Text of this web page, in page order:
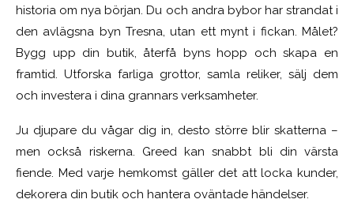
historia om nya början. Du och andra bybor har strandat i
den avlägsna byn Tresna, utan ett mynt i fickan. Målet?
Bygg upp din butik, återfå byns hopp och skapa en
framtid. Utforska farliga grottor, samla reliker, sälj dem
och investera i dina grannars verksamheter.
Ju djupare du vågar dig in, desto större blir skatterna –
men också riskerna. Greed kan snabbt bli din värsta
fiende. Med varje hemkomst gäller det att locka kunder,
dekorera din butik och hantera oväntade händelser.